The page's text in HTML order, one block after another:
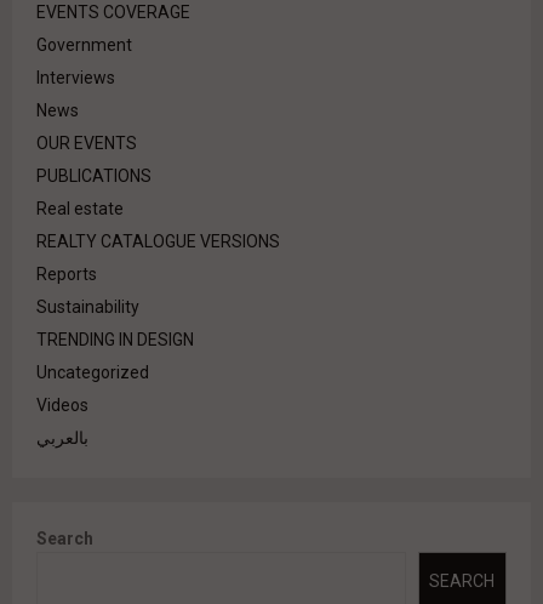
EVENTS COVERAGE
Government
Interviews
News
OUR EVENTS
PUBLICATIONS
Real estate
REALTY CATALOGUE VERSIONS
Reports
Sustainability
TRENDING IN DESIGN
Uncategorized
Videos
بالعربي
Search
SEARCH